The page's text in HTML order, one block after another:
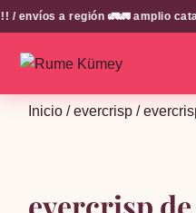
envíos a región 🚛🚛 amplio
Inicio /evercrisp /